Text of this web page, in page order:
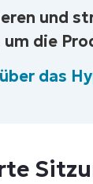
und
um die
das